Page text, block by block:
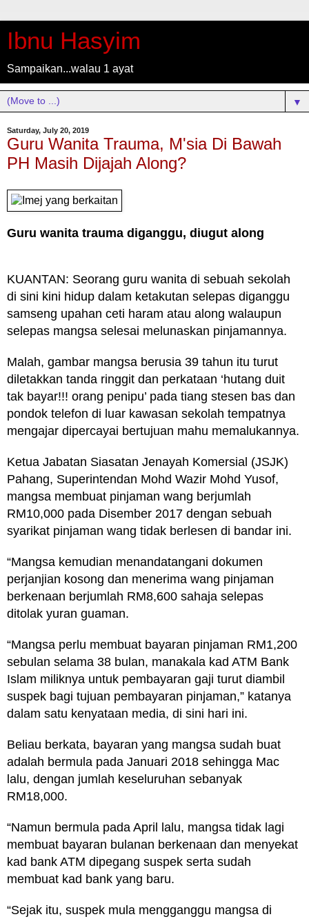
Ibnu Hasyim
Sampaikan...walau 1 ayat
▼
Saturday, July 20, 2019
Guru Wanita Trauma, M'sia Di Bawah
PH Masih Dijajah Along?
Guru wanita trauma diganggu, diugut along
KUANTAN: Seorang guru wanita di sebuah sekolah
di sini kini hidup dalam ketakutan selepas diganggu
samseng upahan ceti haram atau along walaupun
selepas mangsa selesai melunaskan pinjamannya.
Malah, gambar mangsa berusia 39 tahun itu turut
diletakkan tanda ringgit dan perkataan ‘hutang duit
tak bayar!!! orang penipu’ pada tiang stesen bas dan
pondok telefon di luar kawasan sekolah tempatnya
mengajar dipercayai bertujuan mahu memalukannya.
Ketua Jabatan Siasatan Jenayah Komersial (JSJK)
Pahang, Superintendan Mohd Wazir Mohd Yusof,
mangsa membuat pinjaman wang berjumlah
RM10,000 pada Disember 2017 dengan sebuah
syarikat pinjaman wang tidak berlesen di bandar ini.
“Mangsa kemudian menandatangani dokumen
perjanjian kosong dan menerima wang pinjaman
berkenaan berjumlah RM8,600 sahaja selepas
ditolak yuran guaman.
“Mangsa perlu membuat bayaran pinjaman RM1,200
sebulan selama 38 bulan, manakala kad ATM Bank
Islam miliknya untuk pembayaran gaji turut diambil
suspek bagi tujuan pembayaran pinjaman,” katanya
dalam satu kenyataan media, di sini hari ini.
Beliau berkata, bayaran yang mangsa sudah buat
adalah bermula pada Januari 2018 sehingga Mac
lalu, dengan jumlah keseluruhan sebanyak
RM18,000.
“Namun bermula pada April lalu, mangsa tidak lagi
membuat bayaran bulanan berkenaan dan menyekat
kad bank ATM dipegang suspek serta sudah
membuat kad bank yang baru.
“Sejak itu, suspek mula mengganggu mangsa di